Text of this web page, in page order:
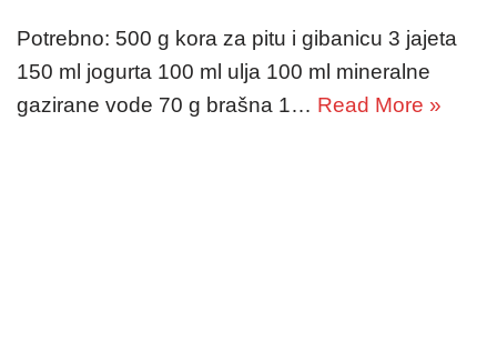
Potrebno: 500 g kora za pitu i gibanicu 3 jajeta
150 ml jogurta 100 ml ulja 100 ml mineralne
gazirane vode 70 g brašna 1… Read More »